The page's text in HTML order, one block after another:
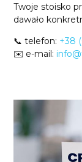
Twoje stoisko
dawało
📞 telefon: +38
✉️ e-mail: